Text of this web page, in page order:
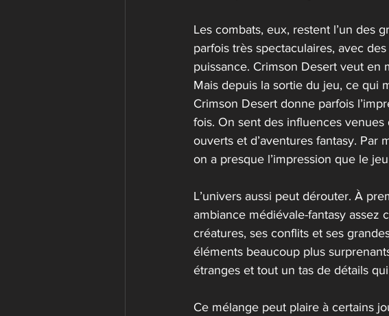
Les combats, eux, restent l’un des
parfois très spectaculaires, avec
puissance. Crimson Desert veut en
Mais depuis la sortie du jeu, ce qui
Crimson Desert donne parfois
fois. On sent des influences venues
ouverts et d’aventures fantasy. Par
on a presque l’impression que le
L’univers aussi peut dérouter. À
ambiance médiévale-fantasy assez
créatures, ses conflits et ses
éléments beaucoup plus
étranges et tout un tas de détails
Ce mélange peut plaire à certains